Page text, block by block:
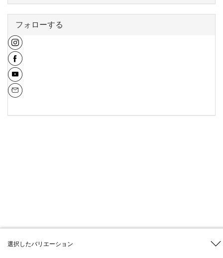
選択したバリエーション
フォローする